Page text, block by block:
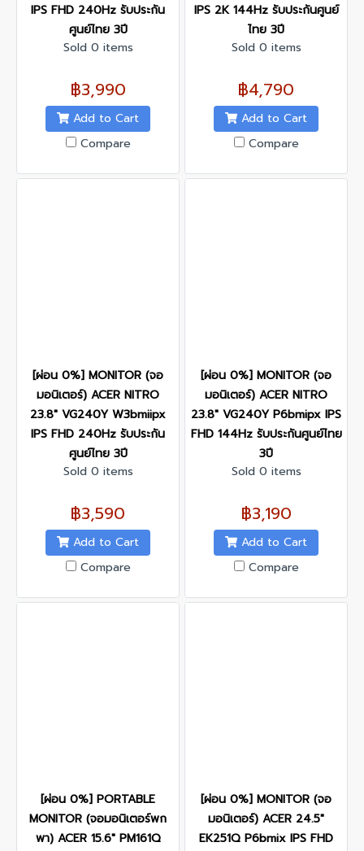
IPS FHD 240Hz รับประกัน
ศูนย์ไทย 3ปี
Sold 0 items
฿3,990
Add to Cart
Compare
IPS 2K 144Hz รับประกันศูนย์
ไทย 3ปี
Sold 0 items
฿4,790
Add to Cart
Compare
[ผ่อน 0%] MONITOR (จอ
มอนิเตอร์) ACER NITRO
23.8" VG240Y W3bmiipx
IPS FHD 240Hz รับประกัน
ศูนย์ไทย 3ปี
Sold 0 items
฿3,590
Add to Cart
Compare
[ผ่อน 0%] MONITOR (จอ
มอนิเตอร์) ACER NITRO
23.8" VG240Y P6bmipx IPS
FHD 144Hz รับประกันศูนย์ไทย
3ปี
Sold 0 items
฿3,190
Add to Cart
Compare
[ผ่อน 0%] PORTABLE
MONITOR (จอมอนิเตอร์พก
พา) ACER 15.6" PM161Q
[ผ่อน 0%] MONITOR (จอ
มอนิเตอร์) ACER 24.5"
EK251Q P6bmix IPS FHD